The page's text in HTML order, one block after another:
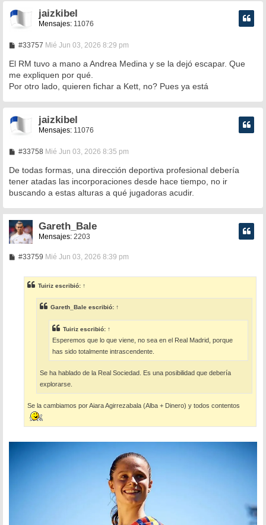
jaizkibel
Mensajes: 11076
#33757M
n
a
j
Mié Jun 03, 2026 8:29 pm
El RM tuvo a mano a Andrea Medina y se la dejó escapar. Que
me expliquen por qué.
Por otro lado, quieren fichar a Kett, no? Pues ya está
jaizkibel
Mensajes: 11076
#33758M
n
a
j
Mié Jun 03, 2026 8:35 pm
De todas formas, una dirección deportiva profesional debería
tener atadas las incorporaciones desde hace tiempo, no ir
buscando a estas alturas a qué jugadoras acudir.
Gareth_Bale
Mensajes: 2203
#33759M
a
j
e
Mié Jun 03, 2026 8:39 pm
Tuiriz escribió: ↑
Gareth_Bale escribió: ↑
Tuiriz escribió: ↑
Esperemos que lo que viene, no sea en el Real Madrid, porque
has sido totalmente intrascendente.
Se ha hablado de la Real Sociedad. Es una posibilidad que debería
explorarse.
Se la cambiamos por Aiara Agirrezabala (Alba + Dinero) y todos contentos